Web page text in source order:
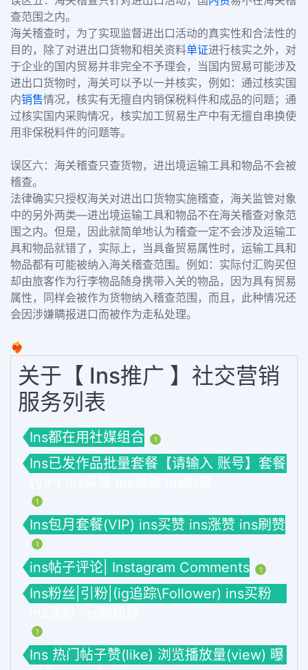
查范围之内。
海关稽查时，为了实现监督进出口活动的真实性和合法性的
目的，除了对进出口货物和相关资料单证进行核实之外，对
于企业的国内贸易并非完全不予理会，当国内贸易可能涉及
进出口货物时，海关可以予以一并核实，例如：通过核实国
内销售情况，核实有无擅自内销保税料件和成品的问题；通
过核实国内采购情况，核实加工贸易生产中有无擅自串换使
用非保税料件的问题等。
误区六：海关稽查只查货物，进出境运输工具和物品不会被
稽查。
法律确实只授权海关对进出口货物实施稽查，海关监管对象
中的另外两类—进出境运输工具和物品不在海关稽查对象范
围之内。但是，因此就简单地认为稽查一定不会涉及运输工
具和物品就错了，实际上，当具备贸易属性时，运输工具和
物品都有可能被纳入海关稽查范围。例如：实际付汇购买但
却由旅客作为行李物品随身携带入关的物品，因为具有贸易
属性，同样会被作为货物纳入稽查范围，而且，此种情况还
会因涉嫌瞒报进口而被作为走私处理。
❤️‍🔥
关于【 Ins推广 】社交营销
服务列表
Ins都在用社媒组合 1
Ins已发作品批量套餐【请输入 账号】套餐
1
Ins包月套餐(VIP) ins买赞 ins涨赞 ins刷赞
1
ins帖子评论| Instagram Comments 1
Ins粉丝|引粉|(ig追踪\Follower) ins买粉
1
Ins 热门帖子赞(like) 浏览播放量(view) 曝